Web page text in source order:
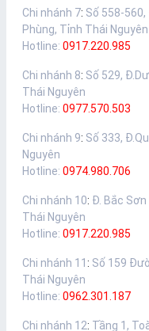
Chi nhánh 7: Số 558-560,
Phùng, Tỉnh Thái Nguyên
Hotline: 0917.220.985
Chi nhánh 8: Số 529,
Thái Nguyên
Hotline: 0977.570.503
Chi nhánh 9: Số 333,
Nguyên
Hotline: 0974.980.706
Chi nhánh 10: Đ. Bắc Sơn
Thái Nguyên
Hotline: 0917.220.985
Chi nhánh 11 : Số 159
Thái Nguyên
Hotline: 0962.301.187
Chi nhánh 12: Tầng 1,